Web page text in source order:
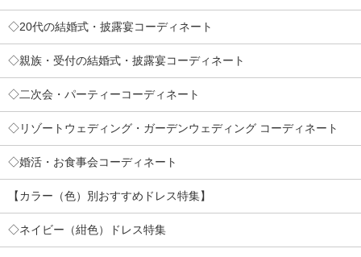
◇20代の結婚式・披露宴コーディネート
◇親族・受付の結婚式・披露宴コーディネート
◇二次会・パーティーコーディネート
◇リゾートウェディング・ガーデンウェディング コーディネート
◇婚活・お食事会コーディネート
【カラー（色）別おすすめドレス特集】
◇ネイビー（紺色）ドレス特集